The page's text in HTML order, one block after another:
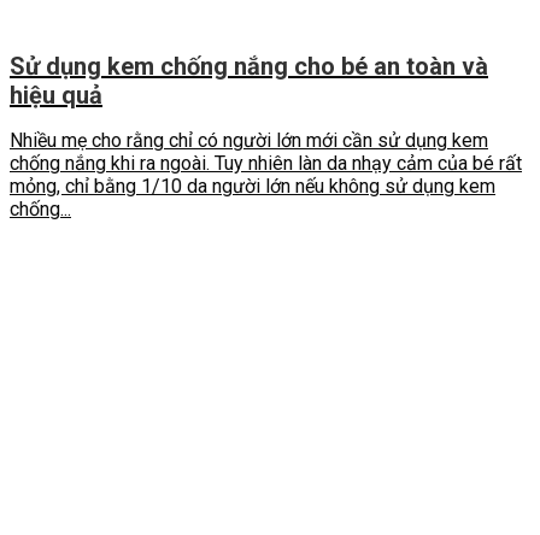
Sử dụng kem chống nắng cho bé an toàn và
hiệu quả
Nhiều mẹ cho rằng chỉ có người lớn mới cần sử dụng kem
chống nắng khi ra ngoài. Tuy nhiên làn da nhạy cảm của bé rất
mỏng, chỉ bằng 1/10 da người lớn nếu không sử dụng kem
chống...